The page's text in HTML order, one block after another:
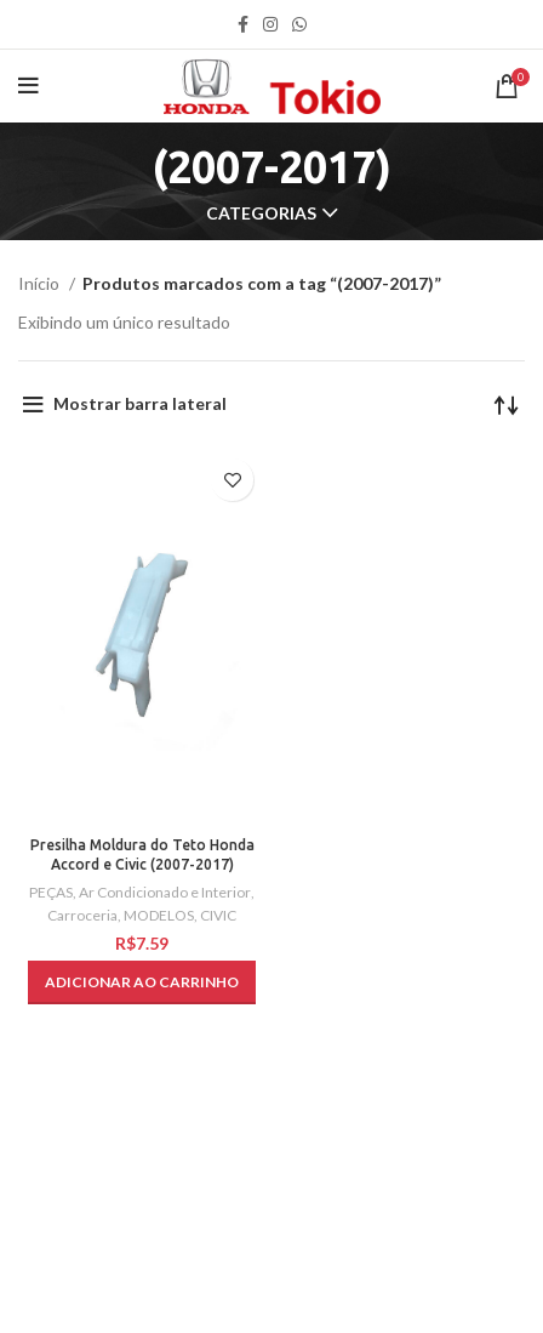
0
(2007-2017)
CATEGORIAS
Início
Produtos marcados com a tag “(2007-2017)”
Exibindo um único resultado
Mostrar barra lateral
Presilha Moldura do Teto Honda
Accord e Civic (2007-2017)
PEÇAS, Ar Condicionado e Interior,
Carroceria, MODELOS, CIVIC
R$
ADICIONAR AO CARRINHO